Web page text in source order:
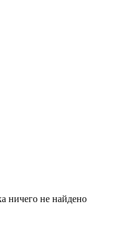
ничего не найдено